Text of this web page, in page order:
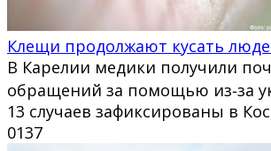
Клещи продолжают кусать
В Карелии медики получили
обращений за помощью из‑за
13 случаев зафиксированы в
0137